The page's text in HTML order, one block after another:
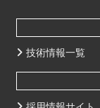
技術情報一覧